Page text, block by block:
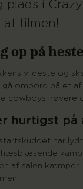
plads i
af filmen!
op på
vildeste og
gå ombord på et
cowboys, røvere
hurtigst på
startskuddet har
hæsblæsende
af salen kæmper